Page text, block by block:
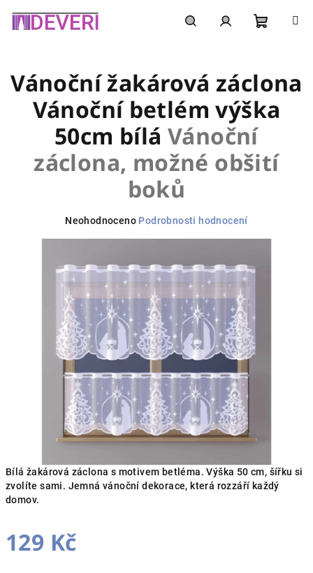
košík
Bílá žakárová záclona s motivem betléma. Výška 50 cm, šířku si
zvolíte sami. Jemná vánoční dekorace, která rozzáří každý
domov.
129 Kč
Vánoční žakárová záclona
Vánoční betlém výška
50cm bíláVánoční
záclona, možné obšití
boků
Průměrné
0,0
z
5
hvězdiček.
Neohodnoceno Podrobnosti hodnocení